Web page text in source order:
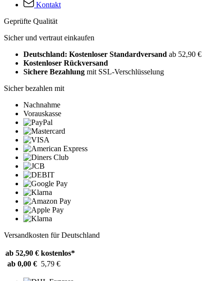
Kontakt
Geprüfte Qualität
Sicher und vertraut einkaufen
Deutschland: Kostenloser Standardversand ab 52,90 €
Kostenloser Rückversand
Sichere Bezahlung mit SSL-Verschlüsselung
Sicher bezahlen mit
Nachnahme
Vorauskasse
Versandkosten für Deutschland
ab 52,90 € kostenlos*
ab 0,00 € 5,79 €